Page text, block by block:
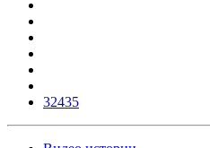
32435